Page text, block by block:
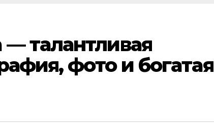
талантливая
фото и богатая